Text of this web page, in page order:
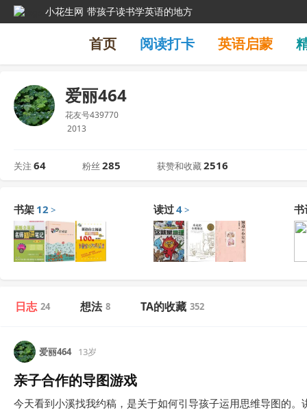
小花生网 带孩子读书学英语的地方
首页 阅读打卡 英语启蒙
爱丽464
花友号439770
2013
关注 64 粉丝 285 获赞和收藏2516
书架 12 > 读过4> 书
日志 24 想法 8 TA的收藏 352
爱丽464 13岁
亲子合作的导图游戏
今天看到小溪找我约稿，是关于如何引导孩子运用思维导图的